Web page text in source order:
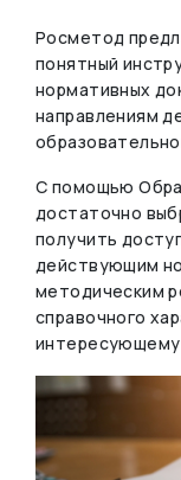
Росметод
понятный
нормативных
направлениям
С помощью
достаточно
получить
действующим
методическим
справочного
интересующему